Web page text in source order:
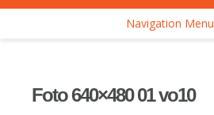
Navigation Menu
Foto 640×480 01 vo10